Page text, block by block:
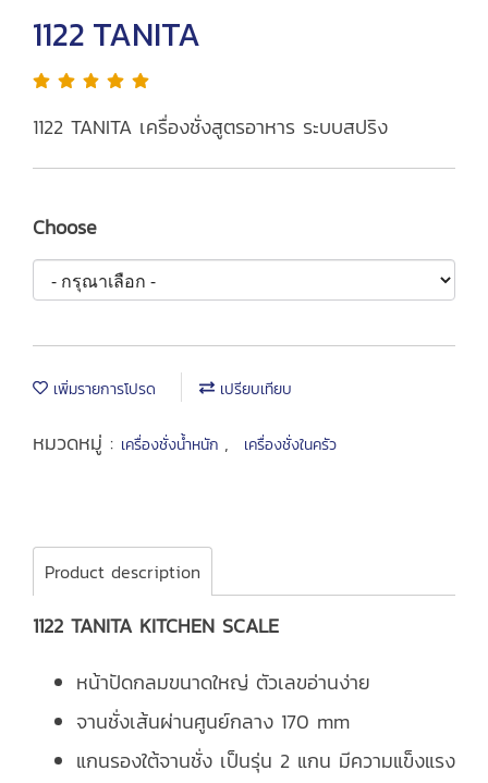
1122 TANITA
1122 TANITA เครื่องชั่งสูตรอาหาร ระบบสปริง
Choose
เพิ่มรายการโปรด เปรียบเทียบ
หมวดหมู่ : เครื่องชั่งน้ำหนัก , เครื่องชั่งในครัว
Product description
1122 TANITA KITCHEN SCALE
หน้าปัดกลมขนาดใหญ่ ตัวเลขอ่านง่าย
จานชั่งเส้นผ่านศูนย์กลาง 170 mm
แกนรองใต้จานชั่ง เป็นรุ่น 2 แกน มีความแข็งแรง